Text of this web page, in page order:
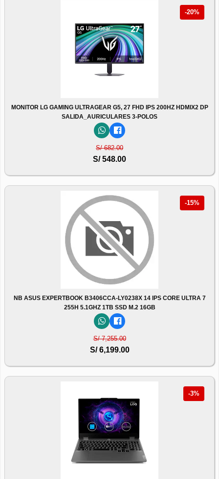
-20%
MONITOR LG GAMING ULTRAGEAR G5, 27 FHD IPS 200HZ HDMIX2 DP
SALIDA_AURICULARES 3-POLOS
S/ 682.00
S/ 548.00
-15%
NB ASUS EXPERTBOOK B3406CCA-LY0238X 14 IPS CORE ULTRA 7
255H 5.1GHZ 1TB SSD M.2 16GB
S/ 7,255.00
S/ 6,199.00
-3%